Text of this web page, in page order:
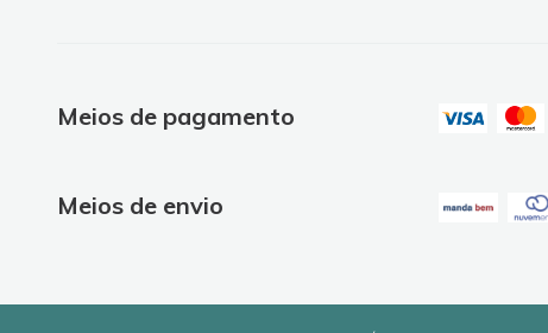
Meios de pagamento
Meios de envio